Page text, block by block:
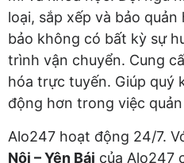
loại, sắp xếp và bảo
bảo không có bất kỳ sự
trình vận chuyển. Cung
hóa trực tuyến. Giúp quý
động hơn trong việc
Alo247 hoạt động 24/7.
Nội – Yên Bái của Alo247